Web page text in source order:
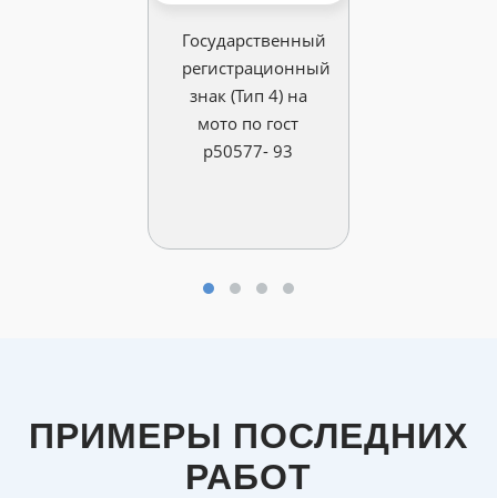
Государственный
регистрационный
знак (Тип 4) на
мото по гост
р50577- 93
ПРИМЕРЫ ПОСЛЕДНИХ
РАБОТ